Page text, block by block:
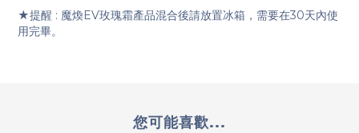
★提醒 : 魔煥EV玫瑰霜產品混合後請放置冰箱，需要在30天內使
用完畢。
您可能喜歡...